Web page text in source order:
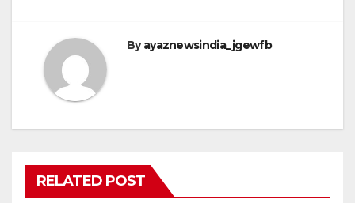
Byayaznewsindia_jgewfb
RELATED POST